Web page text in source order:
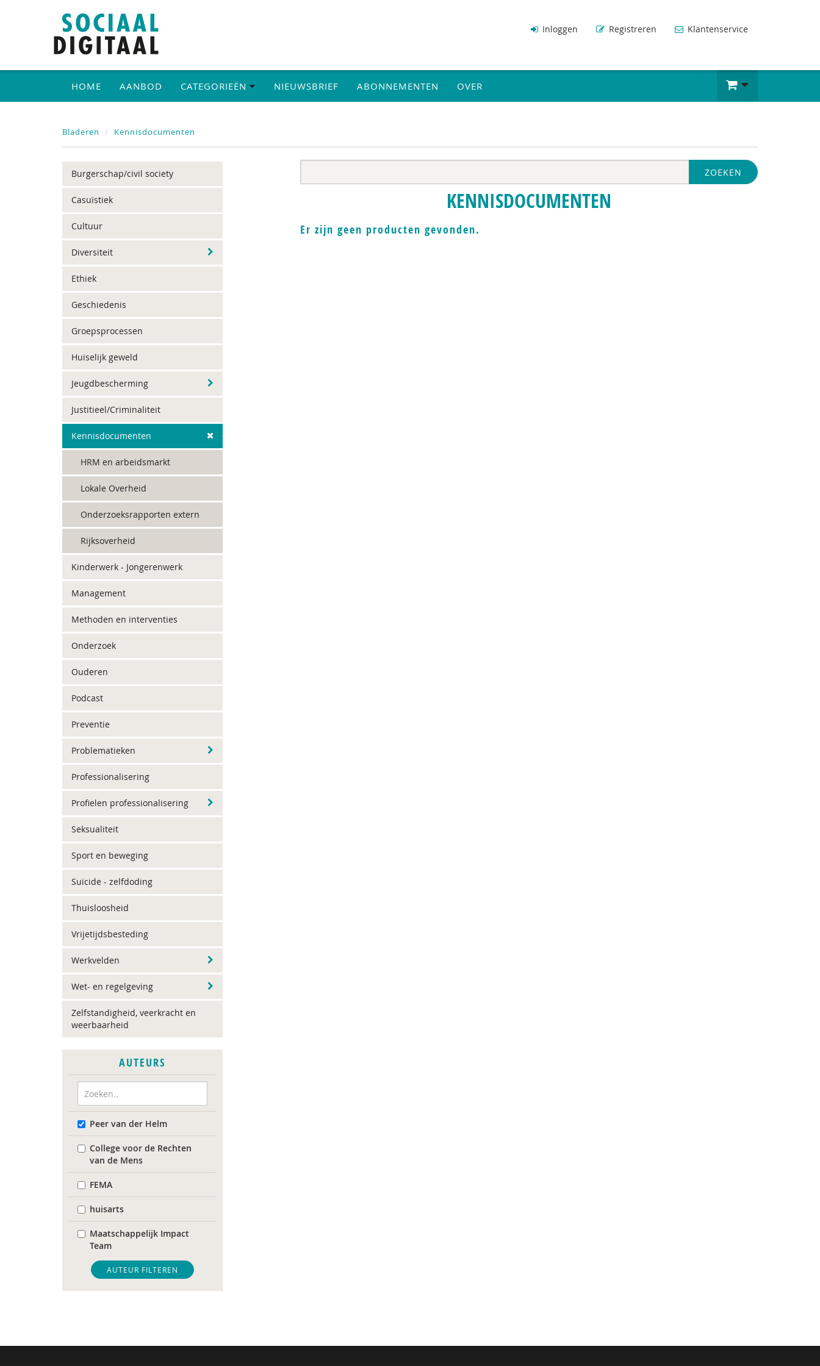
Inloggen Registreren Klantenservice
HOME AANBOD CATEGORIEËN NIEUWSBRIEF ABONNEMENTEN OVER
Bladeren Kennisdocumenten
Burgerschap/civil society
Casuïstiek
Cultuur
Diversiteit
Ethiek
Geschiedenis
Groepsprocessen
Huiselijk geweld
Jeugdbescherming
Justitieel/Criminaliteit
Kennisdocumenten
HRM en arbeidsmarkt
Lokale Overheid
Onderzoeksrapporten extern
Rijksoverheid
Kinderwerk - Jongerenwerk
Management
Methoden en interventies
Onderzoek
Ouderen
Podcast
Preventie
Problematieken
Professionalisering
Profielen professionalisering
Seksualiteit
Sport en beweging
Suïcide - zelfdoding
Thuisloosheid
Vrijetijdsbesteding
Werkvelden
Wet- en regelgeving
Zelfstandigheid, veerkracht en
weerbaarheid
AUTEURS
Peer van der Helm
College voor de Rechten
van de Mens
FEMA
huisarts
Maatschappelijk Impact
Team
Mariëlle Bruning
Movisie
Raad voor Volksgezondheid
AUTEUR FILTEREN
ZOEKEN
KENNISDOCUMENTEN
Er zijn geen producten gevonden.